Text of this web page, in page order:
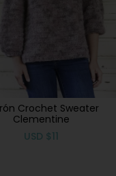
Crochet Sweater
Clementine
USD $11